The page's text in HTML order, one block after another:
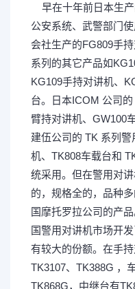
早在十年前日本生产
公安系统、武警部门
会社生产的FG809手
系列的其它产品如
KG109手持对讲机、
台。日本ICOM 公司
臂持对讲机、GW100
建伍公司的 TK 系列
机、TK808车载台和
统采用。但在警用对
的，规格全的，品种
国摩托罗拉公司的产
国警用对讲机市场开
有较大的份额。在手持
TK3107、TK388G ，
TK868G，中继台有